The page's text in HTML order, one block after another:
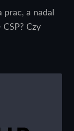
a nadal
Czy